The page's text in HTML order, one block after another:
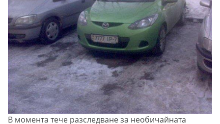
В момента тече разследване за необичайната